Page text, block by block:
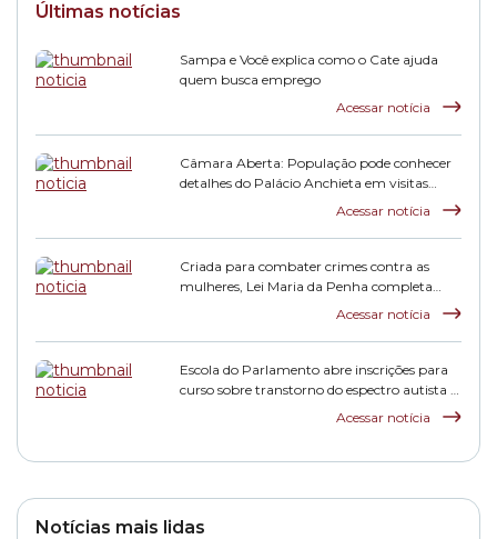
Últimas notícias
Sampa e Você explica como o Cate ajuda
quem busca emprego
Acessar notícia
Câmara Aberta: População pode conhecer
detalhes do Palácio Anchieta em visitas
Acessar notícia
Criada para combater crimes contra as
mulheres, Lei Maria da Penha completa
Acessar notícia
Escola do Parlamento abre inscrições para
curso sobre transtorno do espectro autista e
Acessar notícia
Notícias mais lidas